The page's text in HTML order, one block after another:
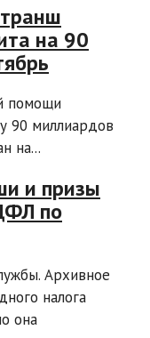
на 90
помощи
90 миллиардов
на...
и призы
по
Архивное
налога
она